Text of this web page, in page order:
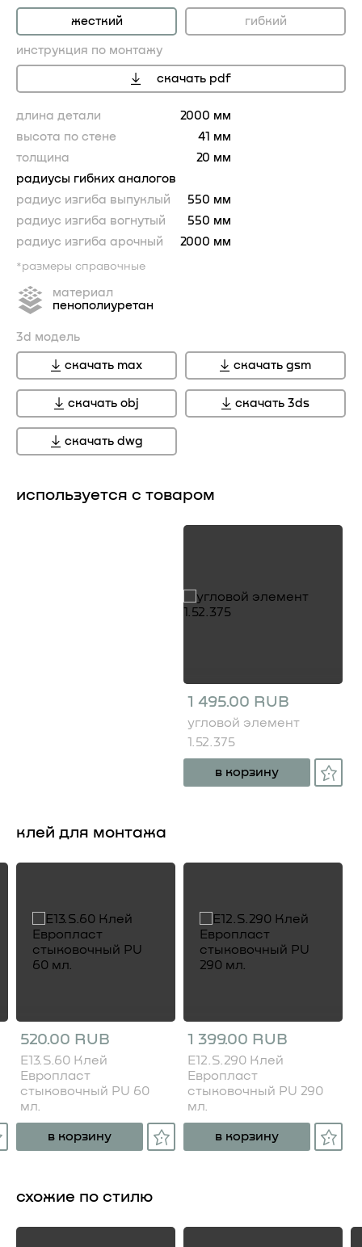
жесткий гибкий
инструкция по монтажу
скачать pdf
длина детали
2000 мм
высота по стене
41 мм
толщина
20 мм
радиусы гибких аналогов
радиус изгиба выпуклый
550 мм
радиус изгиба вогнутый
550 мм
радиус изгиба арочный
2000 мм
*размеры справочные
материал
пенополиуретан
3d модель
скачать max скачать gsm
скачать obj скачать 3ds
скачать dwg
используется с товаром
1 495.00 RUB
угловой элемент
1.52.375
в корзину
клей для монтажа
520.00 RUB
E13.S.60 Клей
Европласт
стыковочный PU 60
мл.
в корзину
1 399.00 RUB
E12.S.290 Клей
Европласт
стыковочный PU 290
мл.
в корзину
схожие по стилю